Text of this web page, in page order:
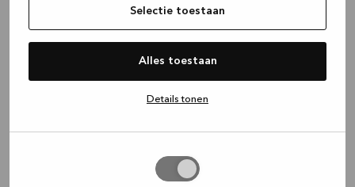
Selectie toestaan
Alles toestaan
Details tonen